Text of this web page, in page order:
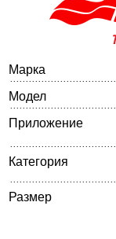
Марка
Модел
Приложение
Категория
Размер